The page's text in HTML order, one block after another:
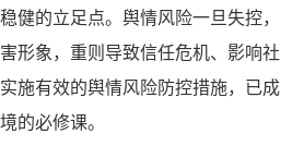
健的立足点。舆情风险一旦失控，
形象，重则导致信任危机、影响社
施有效的舆情风险防控措施，已成
的必修课。